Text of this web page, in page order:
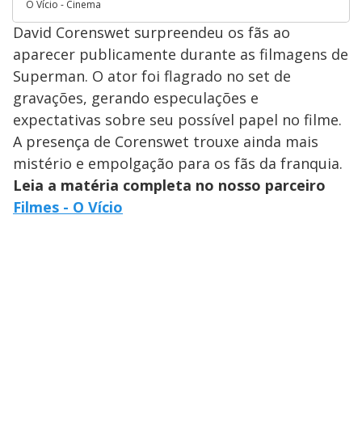
O Vício - Cinema
David Corenswet surpreendeu os fãs ao
aparecer publicamente durante as filmagens de
Superman. O ator foi flagrado no set de
gravações, gerando especulações e
expectativas sobre seu possível papel no filme.
A presença de Corenswet trouxe ainda mais
mistério e empolgação para os fãs da franquia.
Leia a matéria completa no nosso parceiro
Filmes - O Vício